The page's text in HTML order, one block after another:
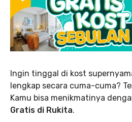
Ingin tinggal di kost
lengkap secara cuma-cuma?
Kamu bisa menikmatinya
Gratis di Rukita.